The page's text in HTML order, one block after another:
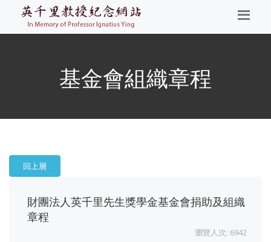
基金會組織章程
回上層
財團法人英千里先生獎學金基金會捐助及組織
章程
瀏覽人次: 6942